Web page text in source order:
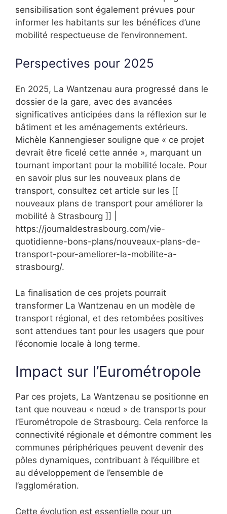
sensibilisation sont également prévues pour
informer les habitants sur les bénéfices d’une
mobilité respectueuse de l’environnement.
Perspectives pour 2025
En 2025, La Wantzenau aura progressé dans le
dossier de la gare, avec des avancées
significatives anticipées dans la réflexion sur le
bâtiment et les aménagements extérieurs.
Michèle Kannengieser souligne que « ce projet
devrait être ficelé cette année », marquant un
tournant important pour la mobilité locale. Pour
en savoir plus sur les nouveaux plans de
transport, consultez cet article sur les [[
nouveaux plans de transport pour améliorer la
mobilité à Strasbourg ]] |
https://journaldestrasbourg.com/vie-
quotidienne-bons-plans/nouveaux-plans-de-
transport-pour-ameliorer-la-mobilite-a-
strasbourg/.
La finalisation de ces projets pourrait
transformer La Wantzenau en un modèle de
transport régional, et des retombées positives
sont attendues tant pour les usagers que pour
l’économie locale à long terme.
Impact sur l’Eurométropole
Par ces projets, La Wantzenau se positionne en
tant que nouveau « nœud » de transports pour
l’Eurométropole de Strasbourg. Cela renforce la
connectivité régionale et démontre comment les
communes périphériques peuvent devenir des
pôles dynamiques, contribuant à l’équilibre et
au développement de l’ensemble de
l’agglomération.
Cette évolution est essentielle pour un